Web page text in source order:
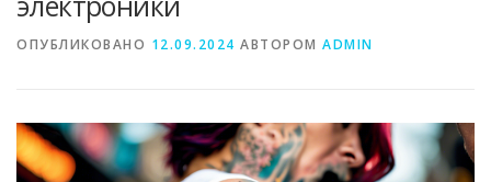
СВОЙСТВА МЕТАЛЛОВ СОРТА МЕТАЛЛОВ
ОПУБЛИКОВАНО 12.09.2024 АВТОРОМ ADMIN